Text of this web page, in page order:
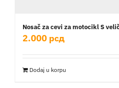
Nosač za cevi za motocikl S
2.000 рсд
Dodaj u korpu